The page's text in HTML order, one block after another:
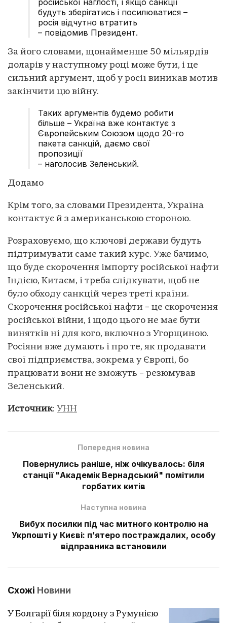
будуть зберігатись і посилюватися –
росія відчутно втратить
– повідомив Президент.
За його словами, щонайменше 50 мільярдів
доларів у наступному році може бути, і це
сильний аргумент, щоб у росії виникав мотив
закінчити цю війну.
Таких аргументів будемо робити
більше – Україна вже контактує з
Європейським Союзом щодо 20-го
пакета санкцій, даємо свої
пропозиції
– наголосив Зеленський.
Додамо
Крім того, за словами Президента, Україна
контактує й з американською стороною.
Розраховуємо, що ключові держави будуть
підтримувати саме такий курс. Уже бачимо,
що буде скорочення імпорту російської нафти
Індією, Китаєм, і треба слідкувати, щоб не
було обходу санкцій через треті країни.
Скорочення російської нафти – це скорочення
російської війни, і щодо цього не має бути
винятків ні для кого, включно з Угорщиною.
Росіяни вже думають і про те, як продавати
свої підприємства, зокрема у Європі, бо
працювати вони не зможуть – резюмував
Зеленський.
Источник: УНН
Попередня новина
Повернулись раніше, ніж очікувалось: біля
станції "Академік Вернадський" помітили
горбатих китів
Наступна новина
Вибух посилки під час митного контролю на
Укрпошті у Києві: п’ятеро постраждалих, особу
відправника встановили
Схожі Новини
У Болгарії біля кордону з Румунією